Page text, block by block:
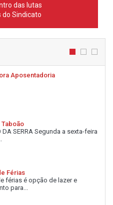
das lutas
do Sindicato
Aposentadoria
DA SERRA Segunda a sexta-feira
Férias
férias é opção de lazer e
para...